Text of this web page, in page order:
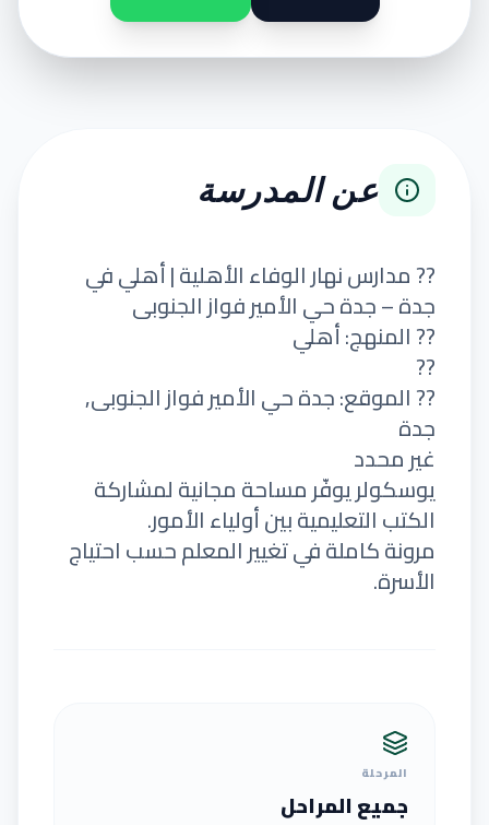
عن المدرسة
?? مدارس نهار الوفاء الأهلية | أهلي في
جدة – جدة حي الأمير فواز الجنوبى
?? المنهج: أهلي
??
?? الموقع: جدة حي الأمير فواز الجنوبى,
جدة
غير محدد
يوسكولر يوفّر مساحة مجانية لمشاركة
الكتب التعليمية بين أولياء الأمور.
مرونة كاملة في تغيير المعلم حسب احتياج
الأسرة.
المرحلة
جميع المراحل